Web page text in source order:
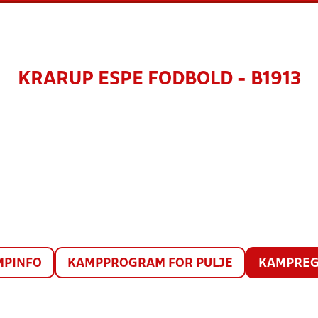
KRARUP ESPE FODBOLD - B1913
KAMPPROGRAM FOR PULJE